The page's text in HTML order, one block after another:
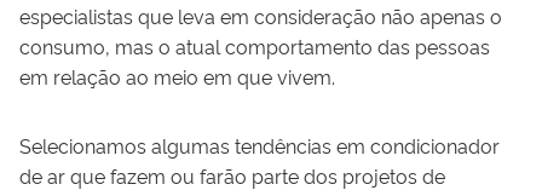
especialistas que leva em consideração não apenas o
consumo, mas o atual comportamento das pessoas
em relação ao meio em que vivem.
Selecionamos algumas tendências em condicionador
de ar que fazem ou farão parte dos projetos de